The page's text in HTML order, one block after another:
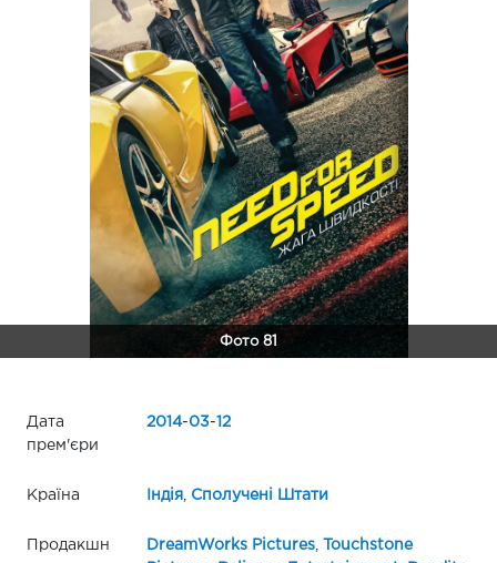
Фото 81
Дата
прем'єри
2014-03-12
Країна Індія, Сполучені Штати
Продакшн DreamWorks Pictures,
Touchstone